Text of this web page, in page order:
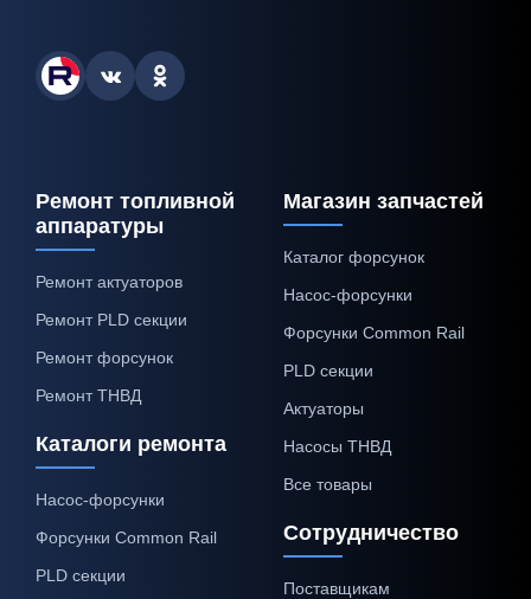
Ремонт топливной
аппаратуры
Ремонт актуаторов
Ремонт PLD секции
Ремонт форсунок
Ремонт ТНВД
Каталоги ремонта
Насос-форсунки
Форсунки Common Rail
PLD секции
Магазин запчастей
Каталог форсунок
Насос-форсунки
Форсунки Common Rail
PLD секции
Актуаторы
Насосы ТНВД
Все товары
Сотрудничество
Поставщикам